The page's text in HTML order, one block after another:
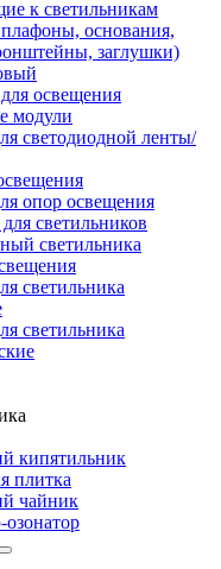
к светильникам
основания,
заглушки)
освещения
модули
светодиодной ленты/
опор освещения
светильников
светильника
светильника
светильника
кипятильник
плитка
чайник
озонатор